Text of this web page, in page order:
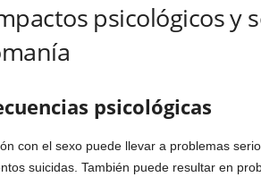
psicológicos y
psicológicas
con el sexo puede llevar a problemas
suicidas. También puede resultar en